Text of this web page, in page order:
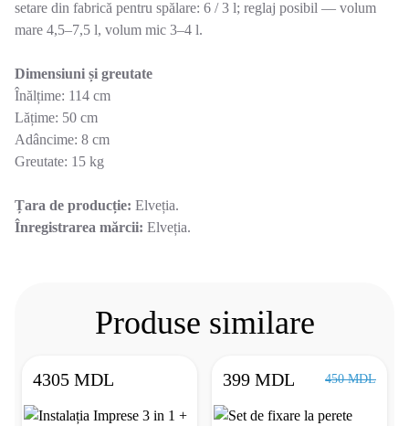
setare din fabrică pentru spălare: 6 / 3 l; reglaj posibil — volum
mare 4,5–7,5 l, volum mic 3–4 l.
Dimensiuni și greutate
Înălțime: 114 cm
Lățime: 50 cm
Adâncime: 8 cm
Greutate: 15 kg
Țara de producție: Elveția.
Înregistrarea mărcii: Elveția.
Produse similare
4305 MDL 399 MDL 450 MDL